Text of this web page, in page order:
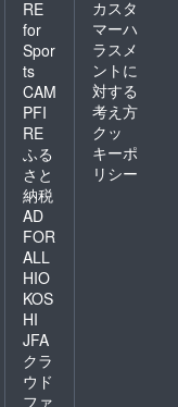
RE
for
Spor
ts
CAM
PFI
RE
ふる
さと
納税
AD
FOR
ALL
HIO
KOS
HI
JFA
クラ
ウド
ファ
カスタ
マーハ
ラスメ
ントに
対する
考え方
クッ
キーポ
リシー